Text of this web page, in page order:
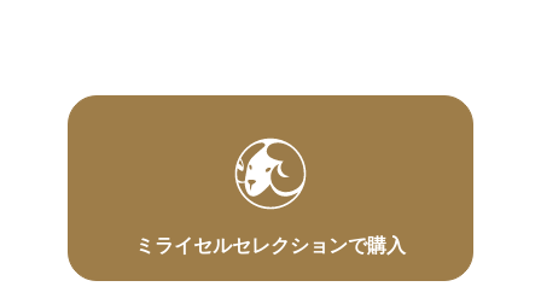
ミライセルセレクションで購入